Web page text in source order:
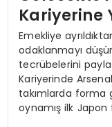
Kariyerine
Emekliye
odaklanmayı
tecrübelerini
Kariyerinde
takımlarda forma
oynamış ilk